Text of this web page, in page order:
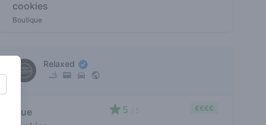
cookies
Boutique
Relaxed
blue
5 €€€€